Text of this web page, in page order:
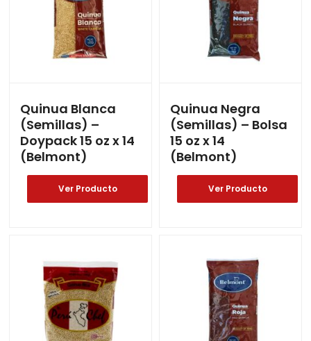
Quinua Blanca
(Semillas) –
Doypack 15 oz x 14
(Belmont)
Ver Producto
Quinua Negra
(Semillas) – Bolsa
15 oz x 14
(Belmont)
Ver Producto